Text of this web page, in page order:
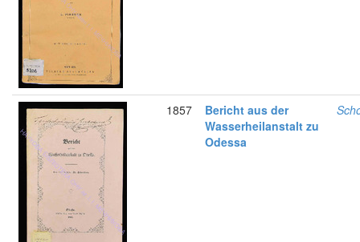
1857
Bericht aus der
Wasserheilanstalt zu
Odessa